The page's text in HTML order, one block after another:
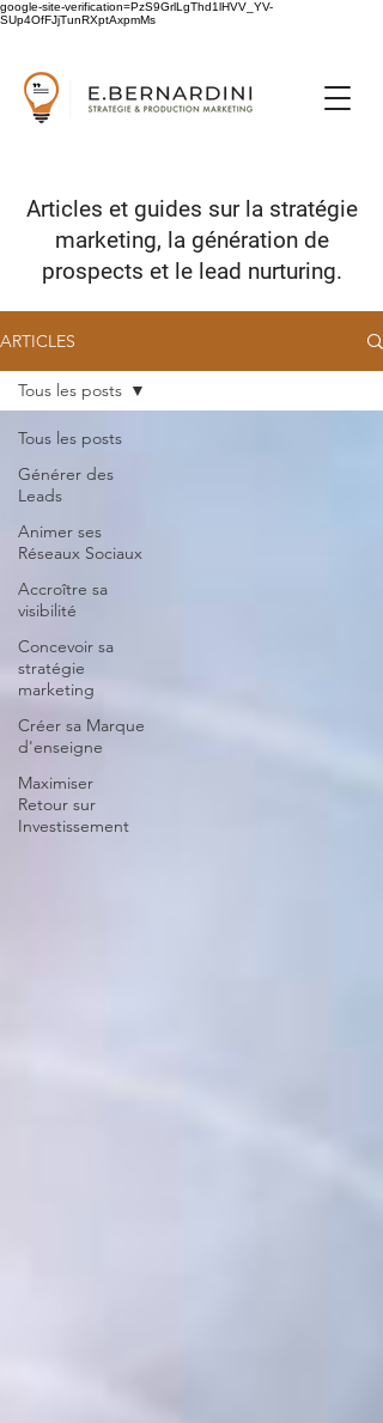
google-site-verification=PzS9GrlLgThd1lHVV_YV-
SUp4OfFJjTunRXptAxpmMs
Articles et guides surla stratégie
marketing, la génération de
prospects et le lead nurturing.
ARTICLES
Tous les posts
Générer des
Leads
Animer ses
Réseaux Sociaux
Accroître sa
visibilité
Concevoir sa
stratégie
marketing
Créer sa Marque
d'enseigne
Maximiser
Retour sur
Investissement
Tous les posts